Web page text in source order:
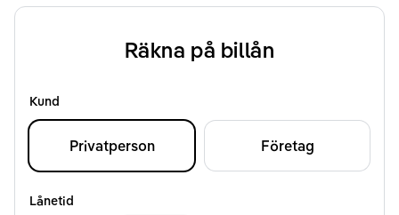
Räkna på billån
Kund
Privatperson Företag
Lånetid